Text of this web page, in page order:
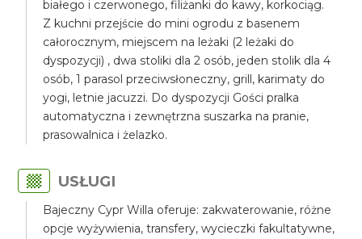
białego i czerwonego, filiżanki do kawy, korkociąg.
Z kuchni przejście do mini ogrodu z basenem
całorocznym, miejscem na leżaki (2 leżaki do
dyspozycji) , dwa stoliki dla 2 osób, jeden stolik dla 4
osób, 1 parasol przeciwsłoneczny, grill, karimaty do
yogi, letnie jacuzzi. Do dyspozycji Gości pralka
automatyczna i zewnętrzna suszarka na pranie,
prasowalnica i żelazko.
USŁUGI
Bajeczny Cypr Willa oferuje: zakwaterowanie, różne
opcje wyżywienia, transfery, wycieczki fakultatywne,